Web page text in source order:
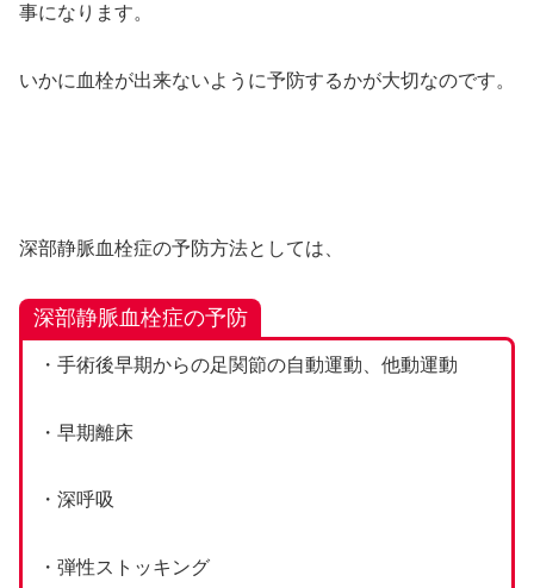
事になります。
いかに血栓が出来ないように予防するかが大切なのです。
深部静脈血栓症の予防方法としては、
深部静脈血栓症の予防
・手術後早期からの足関節の自動運動、他動運動
・早期離床
・深呼吸
・弾性ストッキング